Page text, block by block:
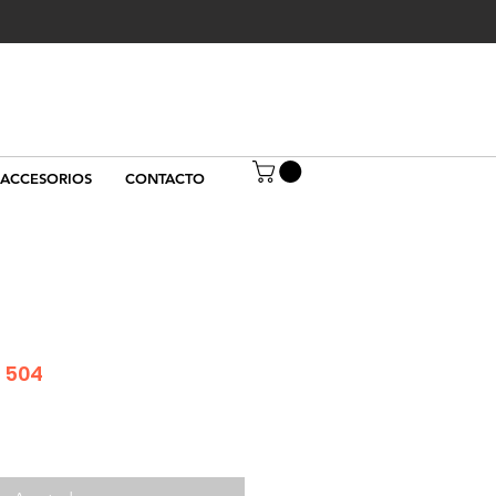
ACCESORIOS CONTACTO